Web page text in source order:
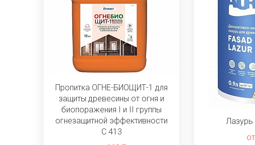
Пропитка ОГНЕ-БИОЩИТ-1 для
защиты древесины от огня и
биопоражения I и II группы
огнезащитной эффективности
C 413
Лазурь